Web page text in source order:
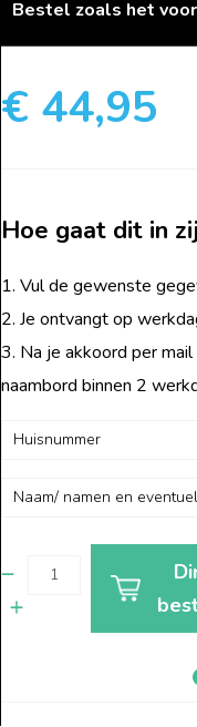
Bestel zoals het
€ 44,95
Hoe gaat dit in
1. Vul de gewenste
2. Je ontvangt op
3. Na je akkoord per
naambord binnen 2